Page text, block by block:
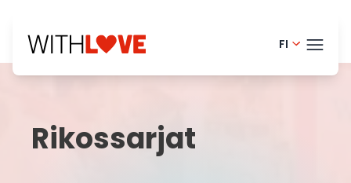
FI
Rikossarjat